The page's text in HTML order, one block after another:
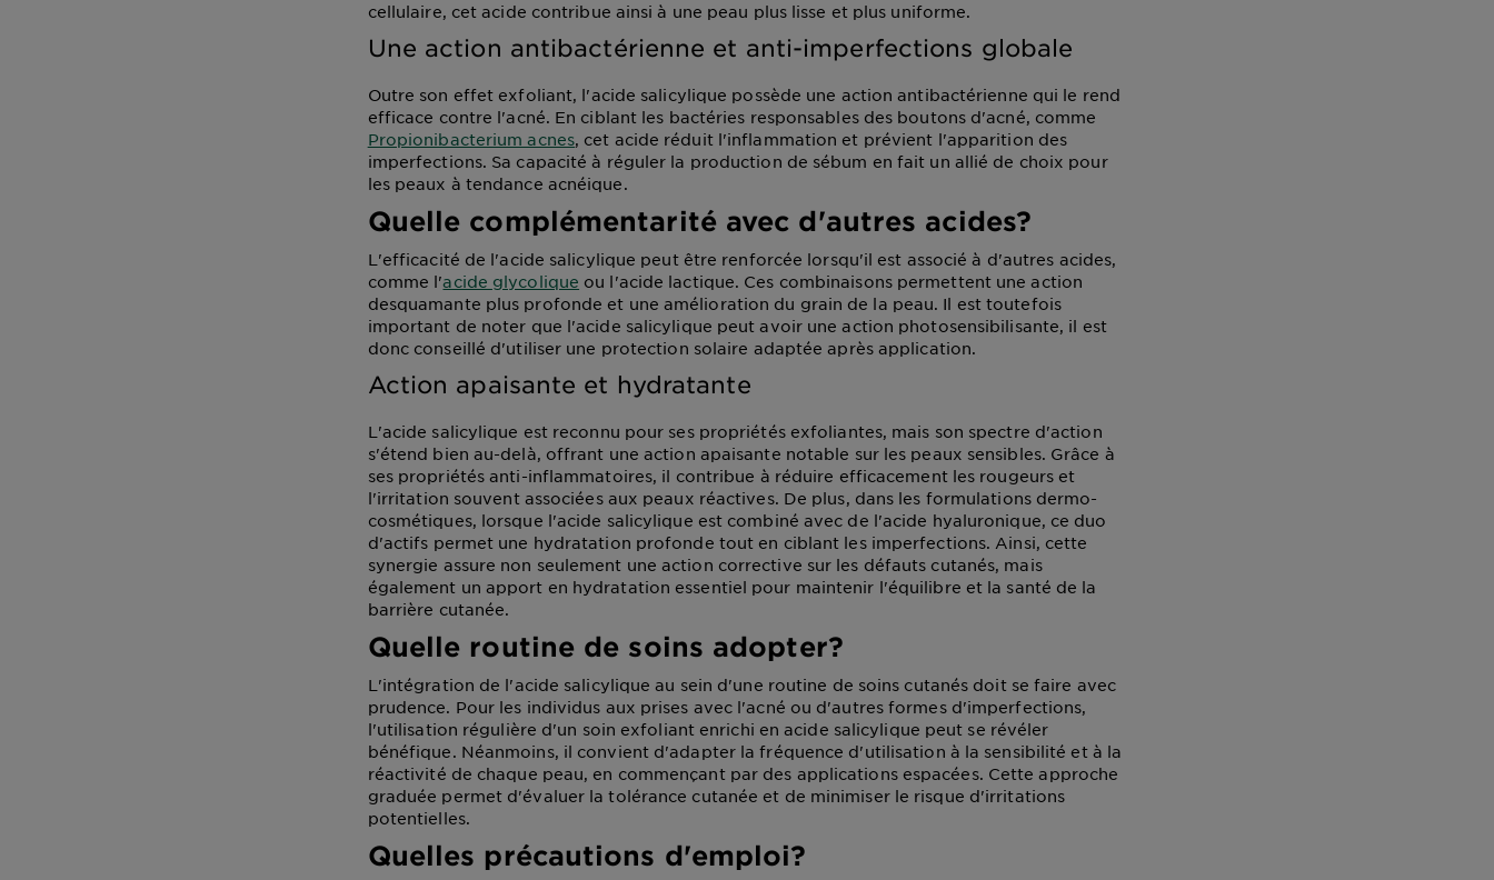
cellulaire, cet acide contribue ainsi à une peau plus lisse et plus uniforme.
Une action antibactérienne et anti-imperfections globale
Outre son effet exfoliant, l'acide salicylique possède une action antibactérienne qui le rend
efficace contre l'acné. En ciblant les bactéries responsables des boutons d'acné, comme
Propionibacterium acnes, cet acide réduit l'inflammation et prévient l'apparition des
imperfections. Sa capacité à réguler la production de sébum en fait un allié de choix pour
les peaux à tendance acnéique.
Quelle complémentarité avec d'autres acides?
L'efficacité de l'acide salicylique peut être renforcée lorsqu'il est associé à d'autres acides,
comme l'acide glycolique ou l'acide lactique. Ces combinaisons permettent une action
desquamante plus profonde et une amélioration du grain de la peau. Il est toutefois
important de noter que l'acide salicylique peut avoir une action photosensibilisante, il est
donc conseillé d'utiliser une protection solaire adaptée après application.
Action apaisante et hydratante
L'acide salicylique est reconnu pour ses propriétés exfoliantes, mais son spectre d'action
s'étend bien au-delà, offrant une action apaisante notable sur les peaux sensibles. Grâce à
ses propriétés anti-inflammatoires, il contribue à réduire efficacement les rougeurs et
l'irritation souvent associées aux peaux réactives. De plus, dans les formulations dermo-
cosmétiques, lorsque l'acide salicylique est combiné avec de l'acide hyaluronique, ce duo
d'actifs permet une hydratation profonde tout en ciblant les imperfections. Ainsi, cette
synergie assure non seulement une action corrective sur les défauts cutanés, mais
également un apport en hydratation essentiel pour maintenir l'équilibre et la santé de la
barrière cutanée.
Quelle routine de soins adopter?
L'intégration de l'acide salicylique au sein d'une routine de soins cutanés doit se faire avec
prudence. Pour les individus aux prises avec l'acné ou d'autres formes d'imperfections,
l'utilisation régulière d'un soin exfoliant enrichi en acide salicylique peut se révéler
bénéfique. Néanmoins, il convient d'adapter la fréquence d'utilisation à la sensibilité et à la
réactivité de chaque peau, en commençant par des applications espacées. Cette approche
graduée permet d'évaluer la tolérance cutanée et de minimiser le risque d'irritations
potentielles.
Quelles précautions d'emploi?